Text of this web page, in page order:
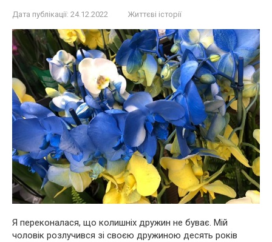
Дата публікації: 24.12.2022 Життєві історії
Я переконалася, що колишніх дружин не буває. Мій
чоловік розлучився зі своєю дружиною десять років